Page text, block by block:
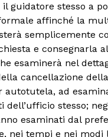
il guidatore stesso a
affinché la
semplicemente
e consegnarla
esaminerà nel
cancellazione
autotutela, ad
dell’ufficio stesso;
esaminati dal
nei tempi e nei modi